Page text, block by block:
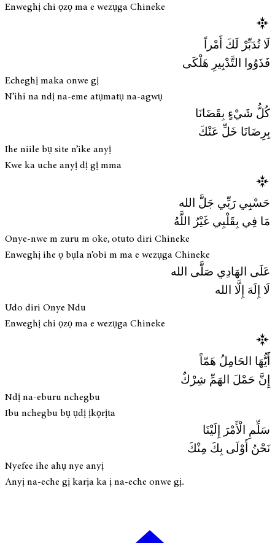
Enweghị chi ọzọ ma e wezụga Chineke
لَا تُدَبِّرْ لَكَ أَمْراً
فَذَوُوا التَّدْبِيرِ هَلْكَى
Echeghị maka onwe gị
N’ihi na ndị na-eme atụmatụ na-agwụ
كُلُّ شَيْءٍ بِقَضَانَا
بِرِضَانَا خَلِّ عَنْكَ
Ihe niile bụ site n’ike anyị
Kwe ka uche anyị dị gị mma
حَسْبِي رَبِّي جَلَّ الله
مَا فِي بِقَلْبِي غَيْرُ اللَّهُ
Onye-nwe m zuru m oke, otuto diri Chineke
Enweghị ihe ọ bụla n’obi m ma e wezụga Chineke
عَلَى الهَادِي صَلَّى الله
لَا إِلَهَ إِلَّا الله
Udo diri Onye Ndu
Enweghị chi ọzọ ma e wezụga Chineke
أَيُّهَا الحَامِلُ هَمّاً
إِنَّ حَمْلَ الهَمِّ شِرْكٌ
Ndị na-eburu nchegbu
Ibu nchegbu bụ ụdị ịkọrịta
سَلِّمِ الْأَمْرَ إِلَيْنَا
نَحْنُ أَوْلَى بِكَ مِنْكَ
Nyefee ihe ahụ nye anyị
Anyị na-eche gị karịa ka ị na-eche onwe gị.